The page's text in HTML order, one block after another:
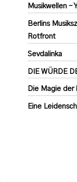
Musikwellen –
Berlins
Rotfront
Sevdalinka
DIE WÜRDE
Die Magie der
Eine